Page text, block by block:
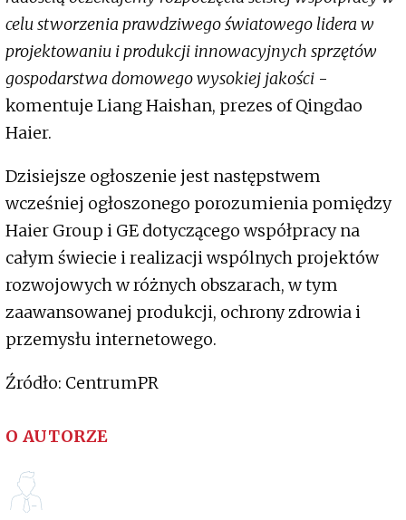
celu stworzenia prawdziwego światowego lidera w
projektowaniu i produkcji innowacyjnych sprzętów
gospodarstwa domowego wysokiej jakości -
komentuje Liang Haishan, prezes of Qingdao
Haier.
Dzisiejsze ogłoszenie jest następstwem
wcześniej ogłoszonego porozumienia pomiędzy
Haier Group i GE dotyczącego współpracy na
całym świecie i realizacji wspólnych projektów
rozwojowych w różnych obszarach, w tym
zaawansowanej produkcji, ochrony zdrowia i
przemysłu internetowego.
Źródło: CentrumPR
O AUTORZE